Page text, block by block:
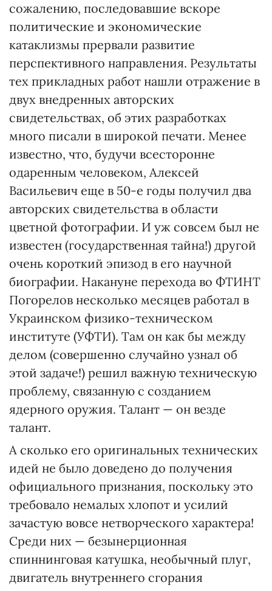
сожалению, последовавшие вскоре
политические и экономические
катаклизмы прервали развитие
перспективного направления. Результаты
тех прикладных работ нашли отражение в
двух внедренных авторских
свидетельствах, об этих разработках
много писали в широкой печати. Менее
известно, что, будучи всесторонне
одаренным человеком, Алексей
Васильевич еще в 50-е годы получил два
авторских свидетельства в области
цветной фотографии. И уж совсем был не
известен (государственная тайна!) другой
очень короткий эпизод в его научной
биографии. Накануне перехода во ФТИНТ
Погорелов несколько месяцев работал в
Украинском физико-техническом
институте (УФТИ). Там он как бы между
делом (совершенно случайно узнал об
этой задаче!) решил важную техническую
проблему, связанную с созданием
ядерного оружия. Талант — он везде
талант.
А сколько его оригинальных технических
идей не было доведено до получения
официального признания, поскольку это
требовало немалых хлопот и усилий
зачастую вовсе нетворческого характера!
Среди них — безынерционная
спиннинговая катушка, необычный плуг,
двигатель внутреннего сгорания